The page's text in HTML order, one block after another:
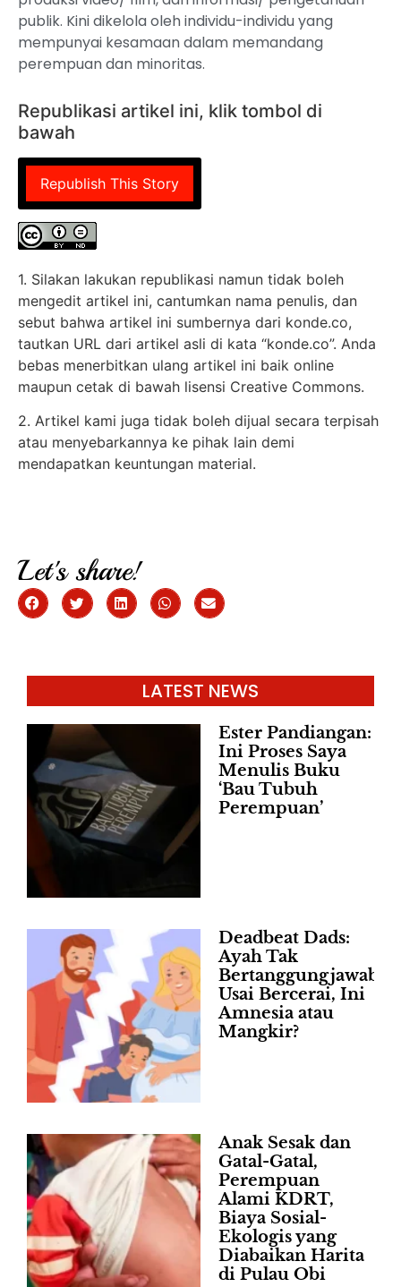
publik. Kini dikelola oleh individu-individu yang
mempunyai kesamaan dalam memandang
perempuan dan minoritas.
Republikasi artikel ini, klik tombol di
bawah
Republish This Story
1. Silakan lakukan republikasi namun tidak boleh
mengedit artikel ini, cantumkan nama penulis, dan
sebut bahwa artikel ini sumbernya dari konde.co,
tautkan URL dari artikel asli di kata “konde.co”. Anda
bebas menerbitkan ulang artikel ini baik online
maupun cetak di bawah lisensi Creative Commons.
2. Artikel kami juga tidak boleh dijual secara terpisah
atau menyebarkannya ke pihak lain demi
mendapatkan keuntungan material.
Let's share!
LATEST NEWS
Ester Pandiangan:
Ini Proses Saya
Menulis Buku
‘Bau Tubuh
Perempuan’
Deadbeat Dads:
Ayah Tak
Bertanggungjawab
Usai Bercerai, Ini
Amnesia atau
Mangkir?
Anak Sesak dan
Gatal-Gatal,
Perempuan
Alami KDRT,
Biaya Sosial-
Ekologis yang
Diabaikan Harita
di Pulau Obi